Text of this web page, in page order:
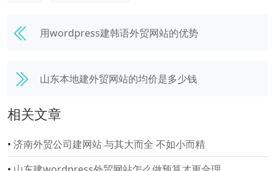
用wordpress建韩语外贸网站的优势
山东本地建外贸网站的均价是多少钱
相关文章
• 济南外贸公司建网站 与其大而全 不如小而精